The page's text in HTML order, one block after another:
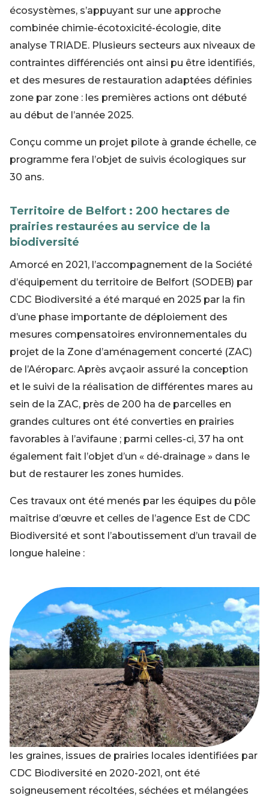
écosystèmes, s’appuyant sur une approche
combinée chimie-écotoxicité-écologie, dite
analyse TRIADE. Plusieurs secteurs aux niveaux de
contraintes différenciés ont ainsi pu être identifiés,
et des mesures de restauration adaptées définies
zone par zone : les premières actions ont débuté
au début de l’année 2025.
Conçu comme un projet pilote à grande échelle, ce
programme fera l’objet de suivis écologiques sur
30 ans.
Territoire de Belfort : 200 hectares de
prairies restaurées au service de la
biodiversité
Amorcé en 2021, l’accompagnement de la Société
d’équipement du territoire de Belfort (SODEB) par
CDC Biodiversité a été marqué en 2025 par la fin
d’une phase importante de déploiement des
mesures compensatoires environnementales du
projet de la Zone d’aménagement concerté (ZAC)
de l’Aéroparc. Après avçaoir assuré la conception
et le suivi de la réalisation de différentes mares au
sein de la ZAC, près de 200 ha de parcelles en
grandes cultures ont été converties en prairies
favorables à l’avifaune ; parmi celles-ci, 37 ha ont
également fait l’objet d’un « dé-drainage » dans le
but de restaurer les zones humides.
Ces travaux ont été menés par les équipes du pôle
maîtrise d’œuvre et celles de l’agence Est de CDC
Biodiversité et sont l’aboutissement d’un travail de
longue haleine :
les graines, issues de prairies locales identifiées par
CDC Biodiversité en 2020-2021, ont été
soigneusement récoltées, séchées et mélangées